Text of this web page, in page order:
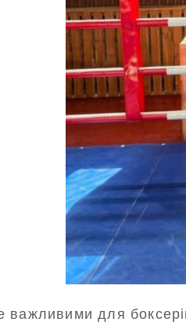
важливими для